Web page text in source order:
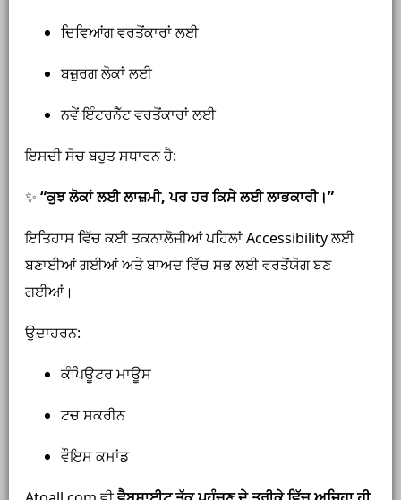
ਦਿਵਿਆਂਗ ਵਰਤੋਂਕਾਰਾਂ ਲਈ
ਬਜ਼ੁਰਗ ਲੋਕਾਂ ਲਈ
ਨਵੇਂ ਇੰਟਰਨੈੱਟ ਵਰਤੋਂਕਾਰਾਂ ਲਈ
ਇਸਦੀ ਸੋਚ ਬਹੁਤ ਸਧਾਰਨ ਹੈ:
✨ “ਕੁਝ ਲੋਕਾਂ ਲਈ ਲਾਜ਼ਮੀ, ਪਰ ਹਰ ਕਿਸੇ ਲਈ ਲਾਭਕਾਰੀ।”
ਇਤਿਹਾਸ ਵਿੱਚ ਕਈ ਤਕਨਾਲੋਜੀਆਂ ਪਹਿਲਾਂ Accessibility ਲਈ
ਬਣਾਈਆਂ ਗਈਆਂ ਅਤੇ ਬਾਅਦ ਵਿੱਚ ਸਭ ਲਈ ਵਰਤੋਂਯੋਗ ਬਣ
ਗਈਆਂ।
ਉਦਾਹਰਨ:
ਕੰਪਿਊਟਰ ਮਾਊਸ
ਟਚ ਸਕਰੀਨ
ਵੌਇਸ ਕਮਾਂਡ